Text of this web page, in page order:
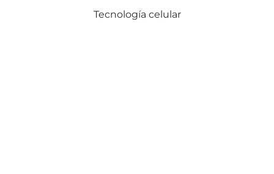
Tecnología celular